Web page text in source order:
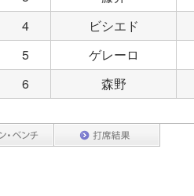
4
ビシエド
5
ゲレーロ
6 森野